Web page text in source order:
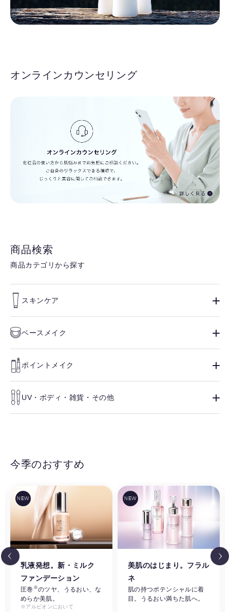
オンラインカウンセリング
商品検索
商品カテゴリから探す
スキンケア
ベースメイク
ポイントメイク
UV・ボディ・雑貨・その他
今季のおすすめ
乳液発想。新・ミルク
ファンデーション
圧巻 ※のツヤ、うるおい、な
めらか美肌。
※アルビオンにおいて
美肌のはじまり。フラル
ネ
肌の持つポテンシャルに着
目。うるおい満ちた肌へ。